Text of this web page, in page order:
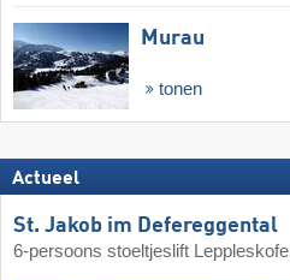
Murau
tonen
Actueel
St. Jakob im Defereggental
6-persoons stoeltjeslift Leppleskofel